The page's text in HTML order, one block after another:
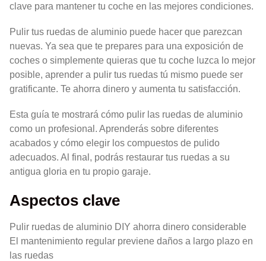
clave para mantener tu coche en las mejores condiciones.
Pulir tus ruedas de aluminio puede hacer que parezcan
nuevas. Ya sea que te prepares para una exposición de
coches o simplemente quieras que tu coche luzca lo mejor
posible, aprender a pulir tus ruedas tú mismo puede ser
gratificante. Te ahorra dinero y aumenta tu satisfacción.
Esta guía te mostrará cómo pulir las ruedas de aluminio
como un profesional. Aprenderás sobre diferentes
acabados y cómo elegir los compuestos de pulido
adecuados. Al final, podrás restaurar tus ruedas a su
antigua gloria en tu propio garaje.
Aspectos clave
Pulir ruedas de aluminio DIY ahorra dinero considerable
El mantenimiento regular previene daños a largo plazo en
las ruedas